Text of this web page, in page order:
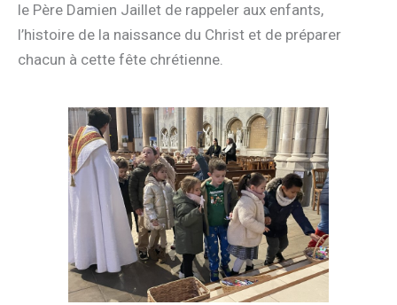
le Père Damien Jaillet de rappeler aux enfants,
l’histoire de la naissance du Christ et de préparer
chacun à cette fête chrétienne.